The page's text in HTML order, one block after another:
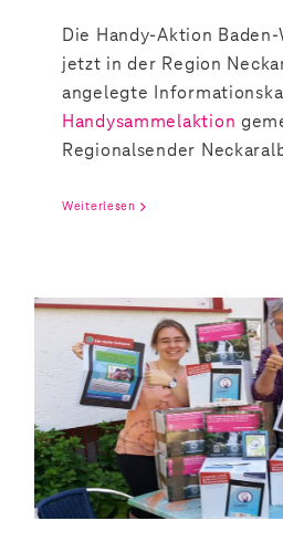
Die Handy-Aktion
jetzt in der Region
angelegte
Handysammelaktion
Regionalsender
Weiterlesen